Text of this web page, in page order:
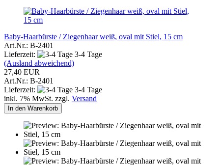
Baby-Haarbürste / Ziegenhaar weiß, oval mit Stiel, 15 cm
Art.Nr.: B-2401
Lieferzeit:
3-4 Tage
(Ausland abweichend)
27,40 EUR
Art.Nr.: B-2401
Lieferzeit:
3-4 Tage
inkl. 7% MwSt. zzgl. Versand
In den Warenkorb